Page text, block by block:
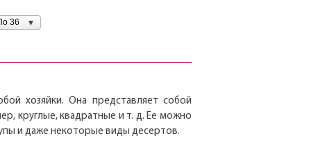
36
хозяйки. Она представляет собой
круглые, квадратные и т. д. Ее можно
и даже некоторые виды десертов.